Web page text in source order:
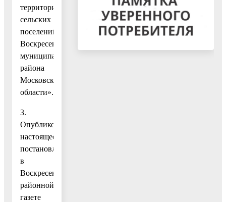
территориях
сельских
поселений
Воскресенского
муниципального
района
Московской
области».
3.
Опубликовать
настоящее
постановление
в
Воскресенской
районной
газете